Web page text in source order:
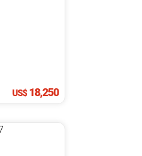
US$ 18,250